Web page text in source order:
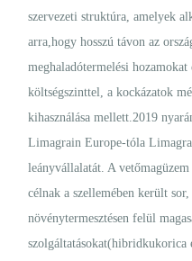
szervezeti struktúra, amelyek
arra,hogy hosszú távon az
meghaladótermelési
költségszinttel, a kockázatok
kihasználása mellett.2019
Limagrain Europe-tóla
leányvállalatát. A vetőmagüzem
célnak a szellemében került
növénytermesztésen felül
szolgáltatásokat(hibridkukorica